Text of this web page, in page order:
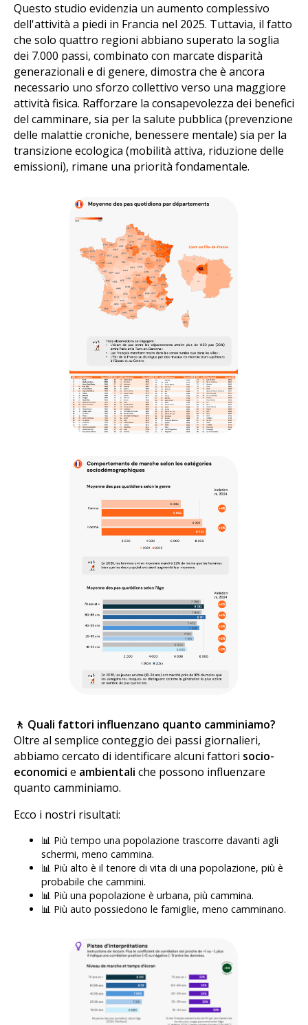
Questo studio evidenzia un aumento complessivo
dell'attività a piedi in Francia nel 2025. Tuttavia, il fatto
che solo quattro regioni abbiano superato la soglia
dei 7.000 passi, combinato con marcate disparità
generazionali e di genere, dimostra che è ancora
necessario uno sforzo collettivo verso una maggiore
attività fisica. Rafforzare la consapevolezza dei benefici
del camminare, sia per la salute pubblica (prevenzione
delle malattie croniche, benessere mentale) sia per la
transizione ecologica (mobilità attiva, riduzione delle
emissioni), rimane una priorità fondamentale.
🚶 Quali fattori influenzano quanto camminiamo?
Oltre al semplice conteggio dei passi giornalieri,
abbiamo cercato di identificare alcuni fattori socio-
economici e ambientali che possono influenzare
quanto camminiamo.
Ecco i nostri risultati:
📊 Più tempo una popolazione trascorre davanti agli
schermi, meno cammina.
📊 Più alto è il tenore di vita di una popolazione, più è
probabile che cammini.
📊 Più una popolazione è urbana, più cammina.
📊 Più auto possiedono le famiglie, meno camminano.